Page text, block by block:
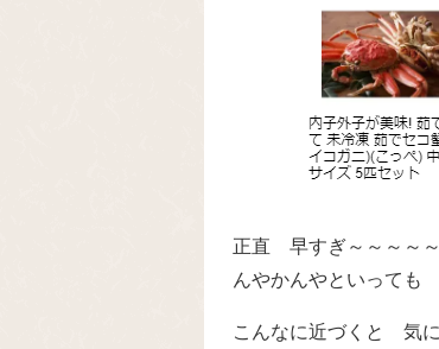
正直 早すぎ～～～～
んやかんやといっても
こんなに近づくと 気